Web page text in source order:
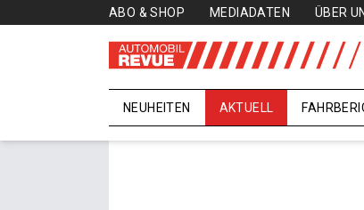
ABO & SHOP MEDIADATEN ÜBER
NEUHEITEN AKTUELL